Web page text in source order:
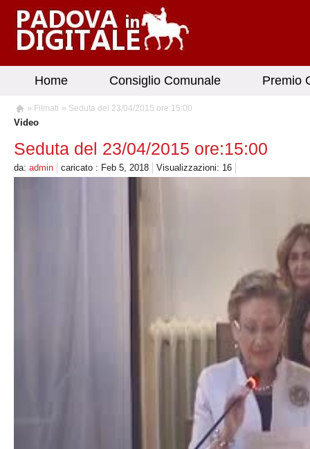
Home Consiglio Comunale Premio
» Filmati » Seduta del 23/04/2015 ore:15:00
Video
Seduta del 23/04/2015 ore:15:00
da: admin caricato : Feb 5, 2018 Visualizzazioni: 16